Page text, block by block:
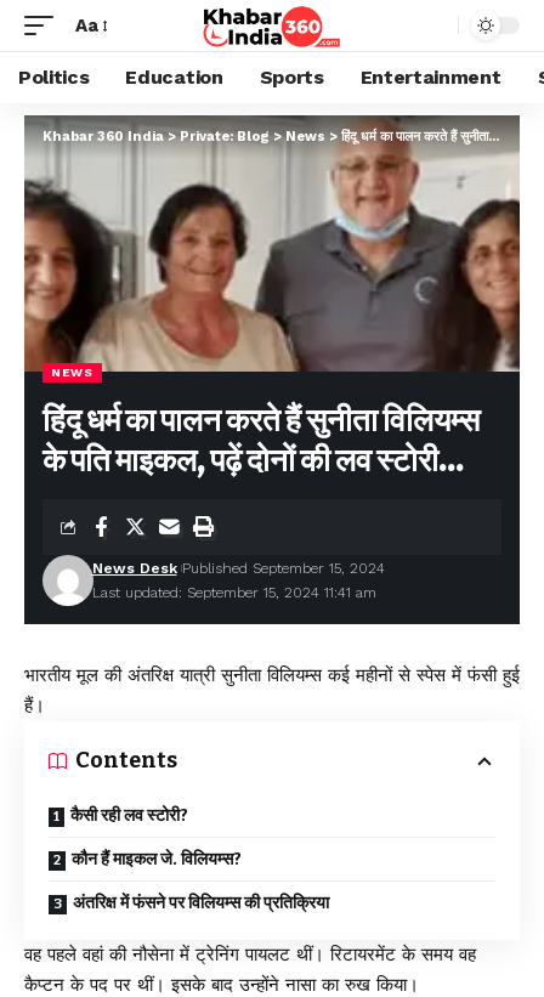
Aa
Politics Education Sports Entertainment
Khabar 360 India>Private: Blog>News > हिंदू धर्म का पालन करते हैं सुनीता विलियम्स के पति माइकल, पढ़ें दोनों की लव स्टोरी…
NEWS
हिंदू धर्म का पालन करते हैं सुनीता विलियम्स
के पति माइकल, पढ़ें दोनों की लव स्टोरी…
Last updated: September 15, 2024 11:41 am
News Desk Published September 15, 2024
भारतीय मूल की अंतरिक्ष यात्री सुनीता विलियम्स कई महीनों से स्पेस में फंसी हुई
हैं।
Contents
कैसी रही लव स्टोरी?
कौन हैं माइकल जे. विलियम्स?
अंतरिक्ष में फंसने पर विलियम्स की प्रतिक्रिया
वह पहले वहां की नौसेना में ट्रेनिंग पायलट थीं। रिटायरमेंट के समय वह
कैप्टन के पद पर थीं। इसके बाद उन्होंने नासा का रुख किया।